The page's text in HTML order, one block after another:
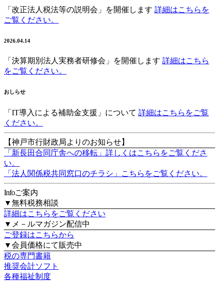
「改正法人税法等の説明会」 を開催します 詳細はこちらを
ご覧ください。
2026.04.14
「決算期別法人実務者研修会」 を開催します 詳細はこちら
をご覧ください。
おしらせ
「IT導入による補助金支援」 について 詳細はこちらをご覧
ください。
【神戸市行財政局よりのお知らせ】
「新長田合同庁舎への移転」詳しくはこちらをご覧くださ
い。
「法人関係税共同窓口のチラシ」こちらをご覧ください。
Infoご案内
▼無料税務相談
詳細はこちらをご覧ください
▼メ－ルマガジン配信中
ご登録はこちらから
▼会員価格にて販売中
税の専門書籍
推奨会計ソフト
各種福祉制度